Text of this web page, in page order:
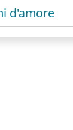
d'amore